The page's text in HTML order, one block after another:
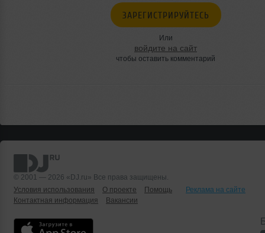
ЗАРЕГИСТРИРУЙТЕСЬ
Или
войдите на сайт
чтобы оставить комментарий
© 2001 — 2026 «DJ.ru» Все права защищены.
Условия использования
О проекте Помощь
Реклама на сайте
Контактная информация
Вакансии